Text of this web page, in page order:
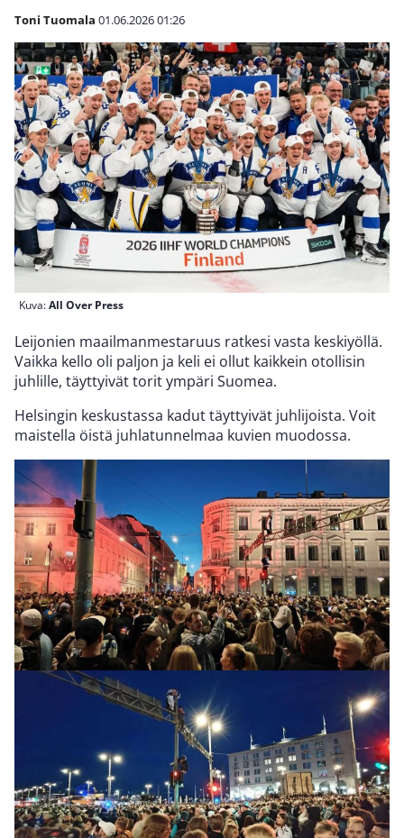
Toni Tuomala 01.06.202601:26
Kuva:All Over Press
Leijonien maailmanmestaruus ratkesi vasta keskiyöllä.
Vaikka kello oli paljon ja keli ei ollut kaikkein otollisin
juhlille, täyttyivät torit ympäri Suomea.
Helsingin keskustassa kadut täyttyivät juhlijoista. Voit
maistella öistä juhlatunnelmaa kuvien muodossa.